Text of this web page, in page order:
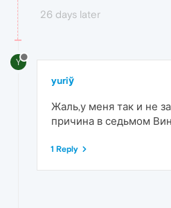
26 days later
Y
yuriў
Жаль,у меня так и не
причина в седьмом
1 Reply